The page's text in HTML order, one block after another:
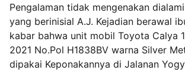
Pengalaman tidak mengenakan
yang berinisial A.J. Kejadian berawal
kabar bahwa unit mobil Toyota Calya
2021 No.Pol H1838BV warna Silver
dipakai Keponakannya di Jalanan